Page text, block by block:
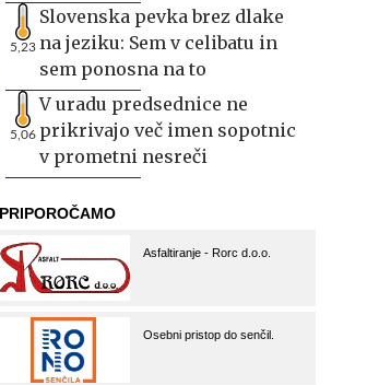
5,23
Slovenska pevka brez dlake
na jeziku: Sem v celibatu in
sem ponosna na to
5,06
V uradu predsednice ne
prikrivajo več imen sopotnic
v prometni nesreči